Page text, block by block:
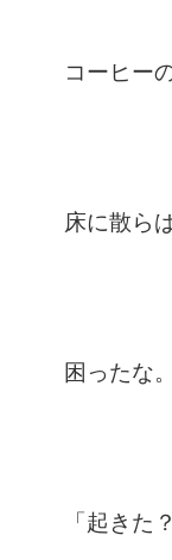
コーヒー
床に散ら
困ったな。
「起きた